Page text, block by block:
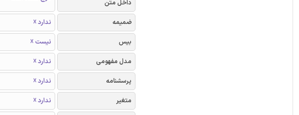
داخل متن
ضمیمه
ندارد ☓
بیس
نیست ☓
مدل مفهومی
ندارد ☓
پرسشنامه
ندارد ☓
متغیر
ندارد ☓